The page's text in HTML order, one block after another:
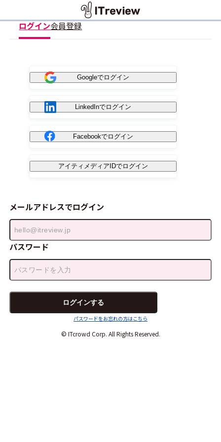
ログイン会員登録
Googleでログイン
LinkedInでログイン
Facebookでログイン
アイティメディアIDでログイン
メールアドレスでログイン
パスワード
パスワードをお忘れの方はこちら
© ITcrowd Corp. All Rights Reserved.